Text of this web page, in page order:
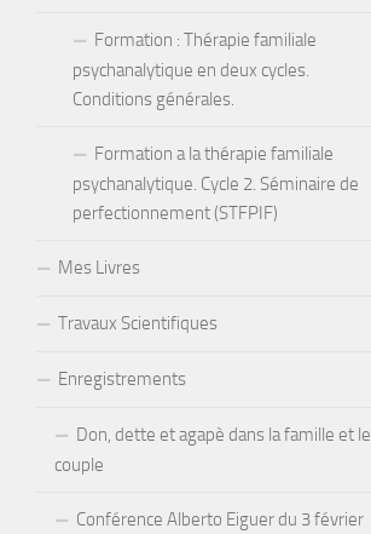
Formation : Thérapie familiale
psychanalytique en deux cycles.
Conditions générales.
Formation a la thérapie familiale
psychanalytique. Cycle 2. Séminaire de
perfectionnement (STFPIF)
Mes Livres
Travaux Scientifiques
Enregistrements
Don, dette et agapè dans la famille et le
couple
Conférence Alberto Eiguer du 3 février